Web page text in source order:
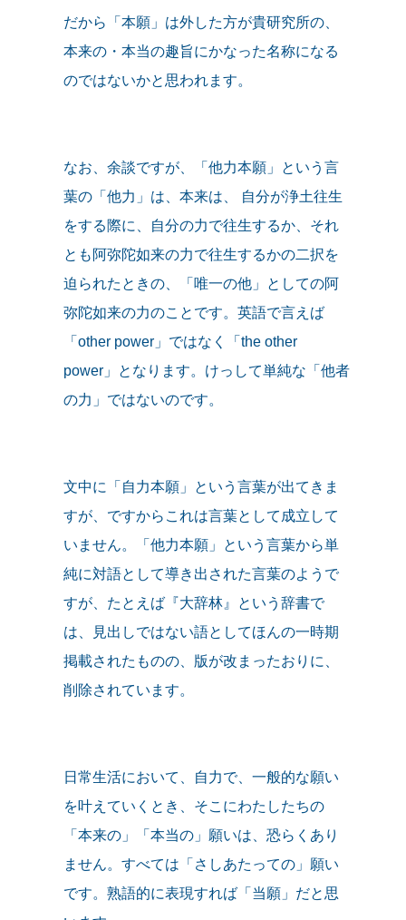
だから「本願」は外した方が貴研究所の、
本来の・本当の趣旨にかなった名称になる
のではないかと思われます。
なお、余談ですが、「他力本願」という言
葉の「他力」は、本来は、 自分が浄土往生
をする際に、自分の力で往生するか、それ
とも阿弥陀如来の力で往生するかの二択を
迫られたときの、「唯一の他」としての阿
弥陀如来の力のことです。英語で言えば
「other power」ではなく「the other
power」となります。けっして単純な「他者
の力」ではないのです。
文中に「自力本願」という言葉が出てきま
すが、ですからこれは言葉として成立して
いません。「他力本願」という言葉から単
純に対語として導き出された言葉のようで
すが、たとえば『大辞林』という辞書で
は、見出しではない語としてほんの一時期
掲載されたものの、版が改まったおりに、
削除されています。
日常生活において、自力で、一般的な願い
を叶えていくとき、そこにわたしたちの
「本来の」「本当の」願いは、恐らくあり
ません。すべては「さしあたっての」願い
です。熟語的に表現すれば「当願」だと思